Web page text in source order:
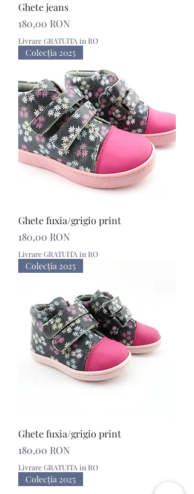
Ghete jeans
Preț
180,00 RON
Livrare GRATUITA in RO
Colecţia 2025
Ghete fuxia/grigio print
Preț
180,00 RON
Livrare GRATUITA in RO
Colecţia 2025
Ghete fuxia/grigio print
Preț
180,00 RON
Livrare GRATUITA in RO
Colecţia 2025